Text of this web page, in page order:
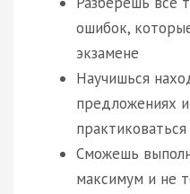
ошибок,
экзамене
Научишься
предложениях
практиковаться
Сможешь
максимум и не